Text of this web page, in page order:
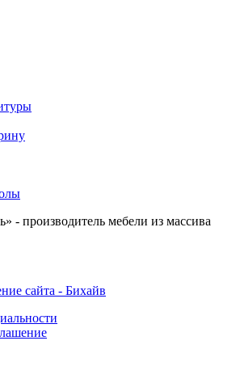
- производитель мебели из массива
сайта - Бихайв